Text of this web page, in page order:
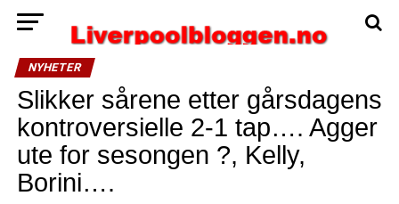
NYHETER
Slikker sårene etter gårsdagens
kontroversielle 2-1 tap…. Agger
ute for sesongen ?, Kelly,
Borini….